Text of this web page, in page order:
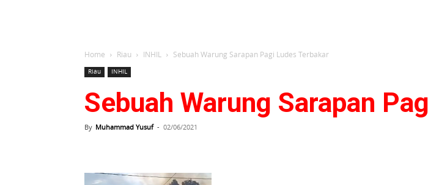
Home Riau INHIL Sebuah Warung Sarapan Pagi Ludes Terbakar
Riau INHIL
Sebuah Warung Sarapan
By Muhammad Yusuf - 02/06/2021